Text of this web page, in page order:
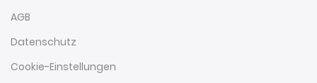
AGB
Datenschutz
Cookie-Einstellungen